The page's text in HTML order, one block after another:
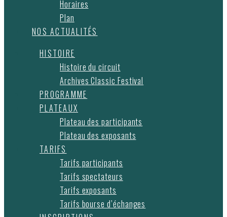
Horaires
Plan
NOS ACTUALITÉS
HISTOIRE
Histoire du circuit
Archives Classic Festival
PROGRAMME
PLATEAUX
Plateau des participants
Plateau des exposants
TARIFS
Tarifs participants
Tarifs spectateurs
Tarifs exposants
Tarifs bourse d’échanges